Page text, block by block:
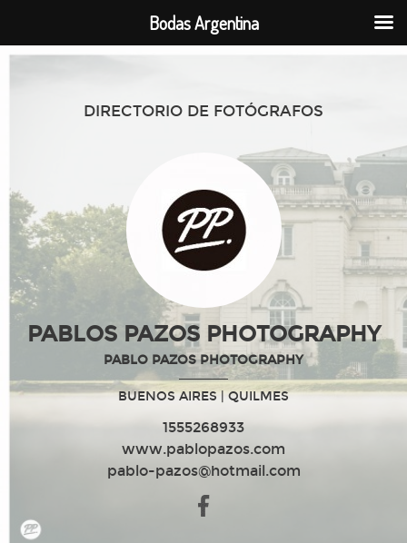
DIRECTORIO DE FOTÓGRAFOS
PABLOS PAZOS PHOTOGRAPHY
PABLO PAZOS PHOTOGRAPHY
BUENOS AIRES| QUILMES
1555268933
www.pablopazos.com
pablo-pazos@hotmail.com
Bodas Argentina